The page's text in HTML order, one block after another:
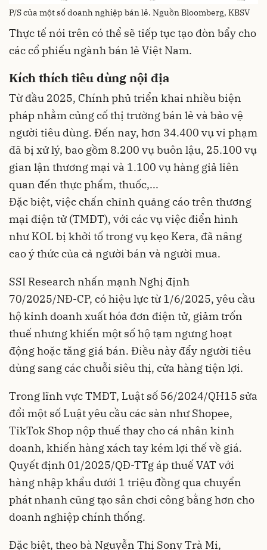
P/S của một số doanh nghiệp bán lẻ. Nguồn Bloomberg, KBSV
Thực tế nói trên có thể sẽ tiếp tục tạo đòn bẩy cho
các cổ phiếu ngành bán lẻ Việt Nam.
Kích thích tiêu dùng nội địa
Từ đầu 2025, Chính phủ triển khai nhiều biện
pháp nhằm củng cố thị trường bán lẻ và bảo vệ
người tiêu dùng. Đến nay, hơn 34.400 vụ vi phạm
đã bị xử lý, bao gồm 8.200 vụ buôn lậu, 25.100 vụ
gian lận thương mại và 1.100 vụ hàng giả liên
quan đến thực phẩm, thuốc,...
Đặc biệt, việc chấn chỉnh quảng cáo trên thương
mại điện tử (TMĐT), với các vụ việc điển hình
như KOL bị khởi tố trong vụ kẹo Kera, đã nâng
cao ý thức của cả người bán và người mua.
SSI Research nhấn mạnh Nghị định
70/2025/NĐ-CP, có hiệu lực từ 1/6/2025, yêu cầu
hộ kinh doanh xuất hóa đơn điện tử, giảm trốn
thuế nhưng khiến một số hộ tạm ngưng hoạt
động hoặc tăng giá bán. Điều này đẩy người tiêu
dùng sang các chuỗi siêu thị, cửa hàng tiện lợi.
Trong lĩnh vực TMĐT, Luật số 56/2024/QH15 sửa
đổi một số Luật yêu cầu các sàn như Shopee,
TikTok Shop nộp thuế thay cho cá nhân kinh
doanh, khiến hàng xách tay kém lợi thế về giá.
Quyết định 01/2025/QĐ-TTg áp thuế VAT với
hàng nhập khẩu dưới 1 triệu đồng qua chuyển
phát nhanh cũng tạo sân chơi công bằng hơn cho
doanh nghiệp chính thống.
Đặc biệt, theo bà Nguyễn Thị Sony Trà Mi,